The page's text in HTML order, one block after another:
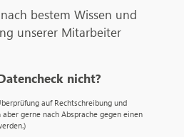
bestem Wissen und
unserer Mitarbeiter
nicht?
auf Rechtschreibung und
gerne nach Absprache gegen einen